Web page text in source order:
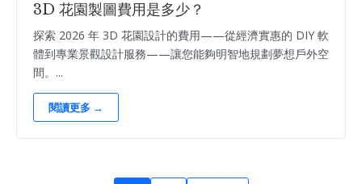
3D 花園製圖費用是多少？
探索 2026 年 3D 花園設計的費用——從經濟實惠的 DIY 軟
體到專業景觀設計服務——讓您能夠明智地規劃夢想戶外空
間。...
閱讀更多 →